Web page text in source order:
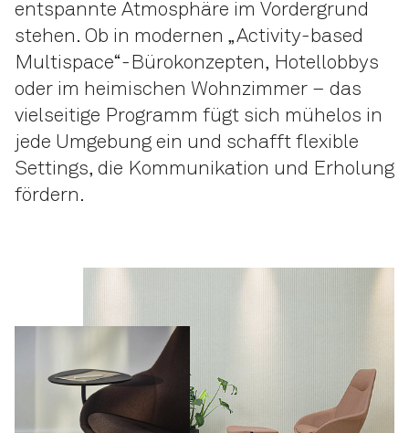
entspannte Atmosphäre im Vordergrund
stehen. Ob in modernen „Activity-based
Multispace“-Bürokonzepten, Hotellobbys
oder im heimischen Wohnzimmer – das
vielseitige Programm fügt sich mühelos in
jede Umgebung ein und schafft flexible
Settings, die Kommunikation und Erholung
fördern.